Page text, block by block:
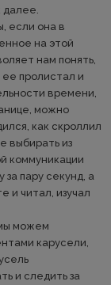
если она в
на этой
нам понять,
пролистал и
времени,
можно
как скроллил
выбирать из
коммуникации
за пару секунд, а
и читал, изучал
можем
карусели,
и следить за